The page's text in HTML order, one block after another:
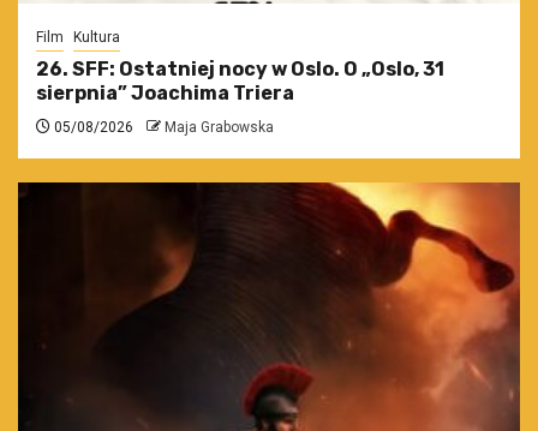
Film Kultura
26. SFF: Ostatniej nocy w Oslo. O „Oslo, 31
sierpnia” Joachima Triera
05/08/2026 Maja Grabowska